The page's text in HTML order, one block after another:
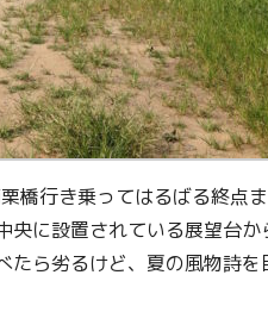
橋行き乗ってはるばる終点
に設置されている展望台か
ら劣るけど、夏の風物詩